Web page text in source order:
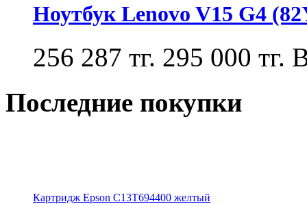
Ноутбук Lenovo V15 G4
256 287 тг. 295 000 тг.
Последние покупки
Картридж Epson C13T694400 желтый